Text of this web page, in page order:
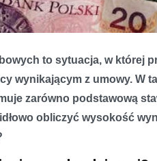
to sytuacja, w której
wynikającym z umowy. W
zarówno podstawową
obliczyć wysokość